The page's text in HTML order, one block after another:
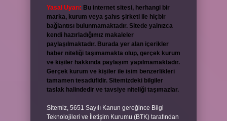
Yasal Uyarı: Bu internet sitesi, herhangi bir
marka, kurum veya şahıs şirketi ile hiçbir
bağlantısı bulunmamaktadır. Sitede yalnızca
kendi hazırladığımız makaleler
paylaşılmaktadır. Burada yer alan içerikler
haber niteliği taşımamakta olup, gerçek kurum
ve kişiler hakkında paylaşım yapılmamaktadır.
Gerçek kurum ve kişiler ile isim benzerlikleri
tamamen tesadüfidir. Sitemizdeki bilgiler
taslak halindedir ve tavsiye niteliği taşımazlar.
Sitemiz, 5651 Sayılı Kanun gereğince Bilgi
Teknolojileri ve İletişim Kurumu (BTK) tarafından